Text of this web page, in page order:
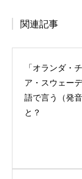
関連記事
「オランダ・
ア・スウェー
語で言う（発音
と？